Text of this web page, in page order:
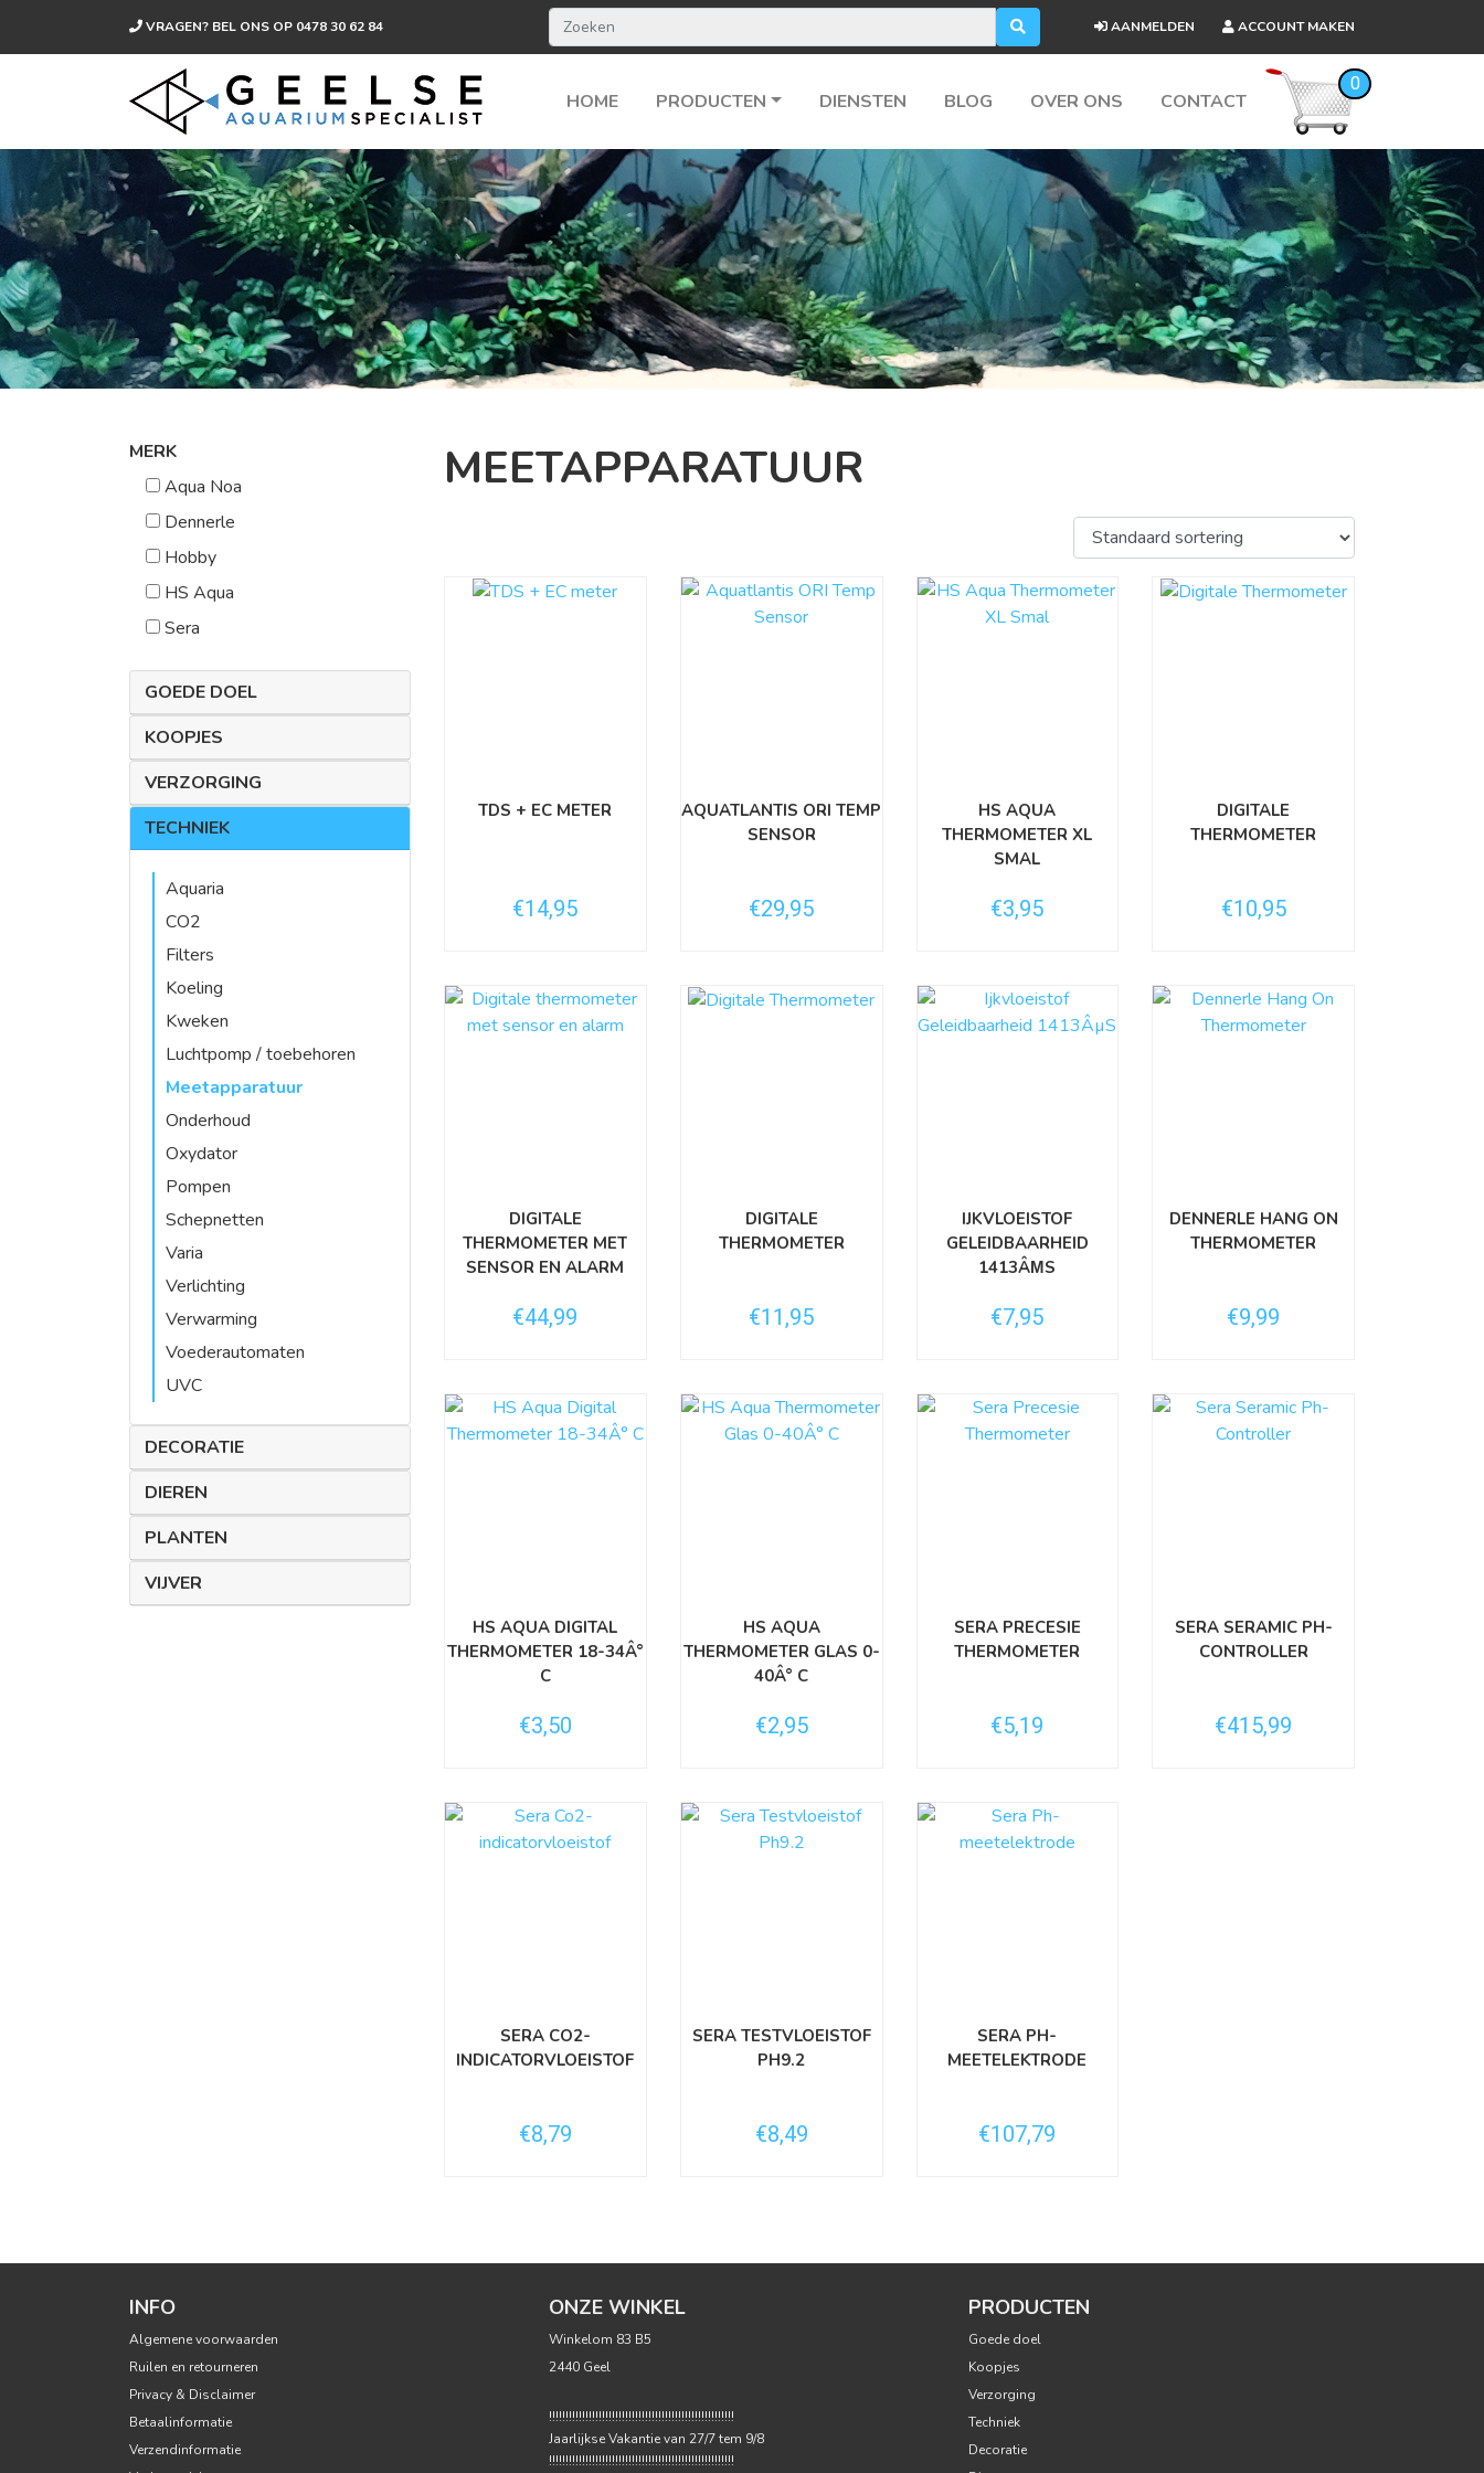
VRAGEN? BEL ONS OP 0478 30 62 84 AANMELDEN ACCOUNT MAKEN
HOME PRODUCTEN DIENSTEN BLOG OVER ONS CONTACT
0
MERK
Aqua Noa
Dennerle
Hobby
HS Aqua
Sera
GOEDE DOEL
KOOPJES
VERZORGING
TECHNIEK
Aquaria
CO2
Filters
Koeling
Kweken
Luchtpomp / toebehoren
Meetapparatuur
Onderhoud
Oxydator
Pompen
Schepnetten
Varia
Verlichting
Verwarming
Voederautomaten
UVC
DECORATIE
DIEREN
PLANTEN
VIJVER
MEETAPPARATUUR
TDS + EC METER
€14,95
AQUATLANTIS ORI TEMP
SENSOR
€29,95
HS AQUA
THERMOMETER XL
SMAL
€3,95
DIGITALE
THERMOMETER
€10,95
DIGITALE
THERMOMETER MET
SENSOR EN ALARM
€44,99
DIGITALE
THERMOMETER
€11,95
IJKVLOEISTOF
GELEIDBAARHEID
1413ÂΜS
€7,95
DENNERLE HANG ON
THERMOMETER
€9,99
HS AQUA DIGITAL
THERMOMETER 18-34Â°
C
€3,50
HS AQUA
THERMOMETER GLAS 0-
40Â° C
€2,95
SERA PRECESIE
THERMOMETER
€5,19
SERA SERAMIC PH-
CONTROLLER
€415,99
SERA CO2-
INDICATORVLOEISTOF
€8,79
SERA TESTVLOEISTOF
PH9.2
€8,49
SERA PH-
MEETELEKTRODE
€107,79
INFO
Algemene voorwaarden
Ruilen en retourneren
Privacy & Disclaimer
Betaalinformatie
Verzendinformatie
ONZE WINKEL
Winkelom 83 B5
2440 Geel
!!!!!!!!!!!!!!!!!!!!!!!!!!!!!!!!!!!!!!!!!!!!!!!!!!!!!!!!
Jaarlijkse Vakantie van 27/7 tem 9/8
!!!!!!!!!!!!!!!!!!!!!!!!!!!!!!!!!!!!!!!!!!!!!!!!!!!!!!!!
PRODUCTEN
Goede doel
Koopjes
Verzorging
Techniek
Decoratie